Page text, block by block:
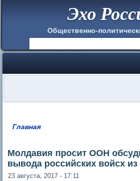
Эхо
Общественно-
Главная
Молдавия просит ООН
вывода российских войсх
23 августа, 2017 - 17:11